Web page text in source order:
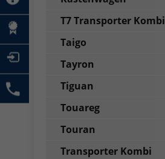
T7 Transporter Kombi
Taigo
Tayron
Tiguan
Touareg
Touran
Transporter Kombi